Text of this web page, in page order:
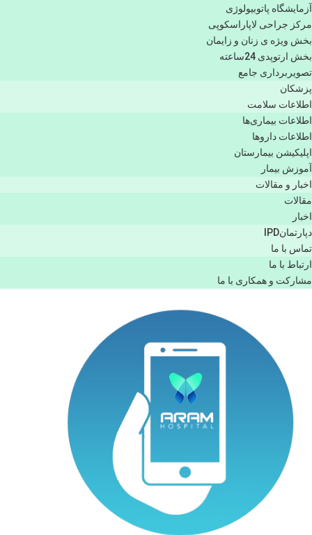
آزمایشگاه پاتوبیولوژی
مرکز جراحی لاپاراسکوپی
بخش ویژه ی زنان و زایمان
بخش ارتوپدی 24ساعته
تصویربرداری جامع
پزشكان
اطلاعات سلامت
اطلاعات بیماری‌ها
اطلاعات دارو‌ها
اپليكيشن بيمارستان
آموزش بیمار
اخبار و مقالات
مقالات
اخبار
دپارتمانIPD
تماس با ما
ارتباط با ما
مشاركت و همكاری با ما